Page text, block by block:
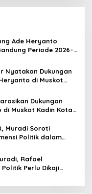
Ade Heryanto
Periode 2026–
Nyatakan Dukungan
di Muskot
Dukungan
di Muskot Kadin Kota
Muradi Soroti
Politik dalam
Rafael
Perlu Dikaji